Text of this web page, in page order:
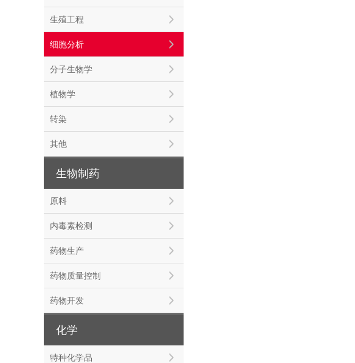
生殖工程
细胞分析
分子生物学
植物学
转染
其他
生物制药
原料
内毒素检测
药物生产
药物质量控制
药物开发
化学
特种化学品